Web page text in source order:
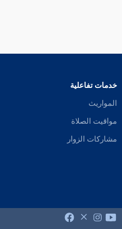
خدمات تفاعلية
المواريث
مواقيت الصلاة
مشاركات الزوار